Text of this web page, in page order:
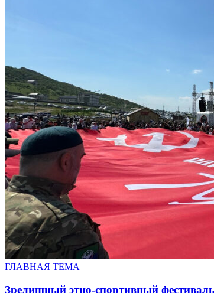
ГЛАВНАЯ ТЕМА
Зрелищный этно-спортивный